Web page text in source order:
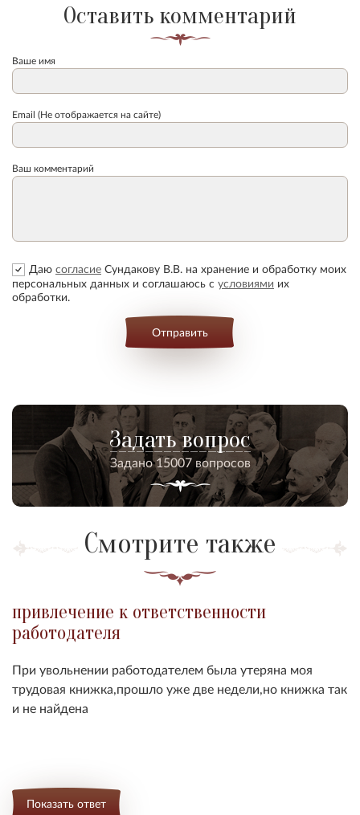
Оставить комментарий
Ваше имя
Email (Не отображается на сайте)
Ваш комментарий
Даю согласие Сундакову В.В. на хранение и обработку моих
персональных данных и соглашаюсь с условиями их
обработки.
Отправить
Задать вопрос
Задано 15007 вопросов
Смотрите также
привлечение к ответственности
работодателя
При увольнении работодателем была утеряна моя
трудовая книжка,прошло уже две недели,но книжка так
и не найдена
Показать ответ